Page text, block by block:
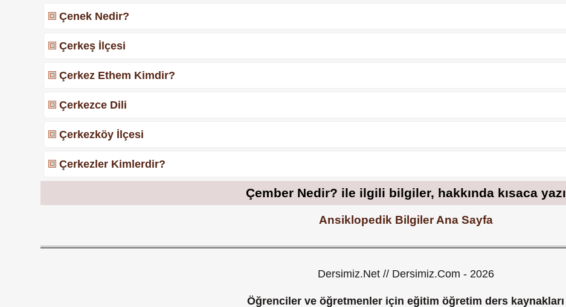
Çenek Nedir?
Çerkeş İlçesi
Çerkez Ethem Kimdir?
Çerkezce Dili
Çerkezköy İlçesi
Çerkezler Kimlerdir?
Çember Nedir? ile ilgili bilgiler, hakkında kısaca yazı
Ansiklopedik Bilgiler Ana Sayfa
Dersimiz.Net // Dersimiz.Com - 2026
Öğrenciler ve öğretmenler için eğitim öğretim ders kaynakları